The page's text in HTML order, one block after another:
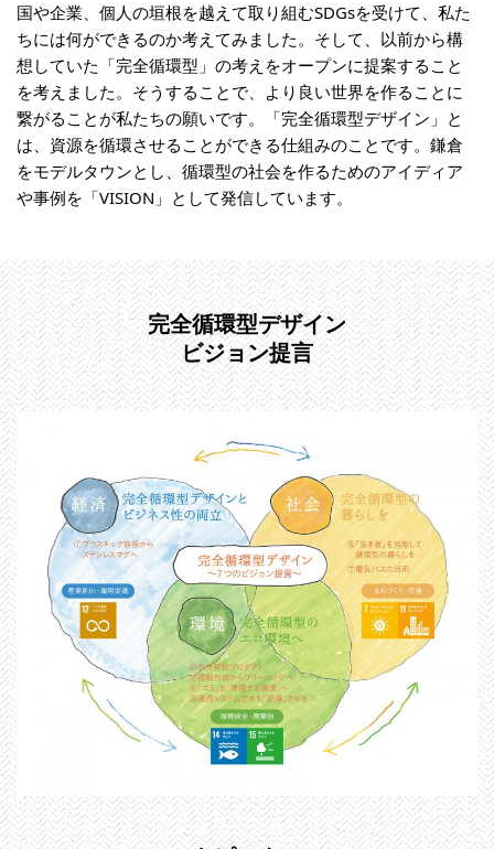
国や企業、個人の垣根を越えて取り組むSDGsを受けて、私た
ちには何ができるのか考えてみました。そして、以前から構
想していた「完全循環型」の考えをオープンに提案すること
を考えました。そうすることで、より良い世界を作ることに
繋がることが私たちの願いです。「完全循環型デザイン」と
は、資源を循環させることができる仕組みのことです。鎌倉
をモデルタウンとし、循環型の社会を作るためのアイディア
や事例を「VISION」として発信しています。
完全循環型デザイン
ビジョン提言